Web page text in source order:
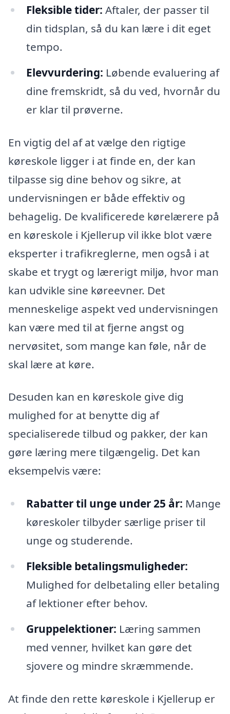
Fleksible tider: Aftaler, der passer til
din tidsplan, så du kan lære i dit eget
tempo.
Elevvurdering: Løbende evaluering af
dine fremskridt, så du ved, hvornår du
er klar til prøverne.
En vigtig del af at vælge den rigtige
køreskole ligger i at finde en, der kan
tilpasse sig dine behov og sikre, at
undervisningen er både effektiv og
behagelig. De kvalificerede kørelærere på
en køreskole i Kjellerup vil ikke blot være
eksperter i trafikreglerne, men også i at
skabe et trygt og lærerigt miljø, hvor man
kan udvikle sine køreevner. Det
menneskelige aspekt ved undervisningen
kan være med til at fjerne angst og
nervøsitet, som mange kan føle, når de
skal lære at køre.
Desuden kan en køreskole give dig
mulighed for at benytte dig af
specialiserede tilbud og pakker, der kan
gøre læring mere tilgængelig. Det kan
eksempelvis være:
Rabatter til unge under 25 år: Mange
køreskoler tilbyder særlige priser til
unge og studerende.
Fleksible betalingsmuligheder:
Mulighed for delbetaling eller betaling
af lektioner efter behov.
Gruppelektioner: Læring sammen
med venner, hvilket kan gøre det
sjovere og mindre skræmmende.
At finde den rette køreskole i Kjellerup er